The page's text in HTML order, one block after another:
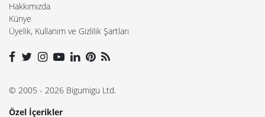
Hakkımızda
Künye
Üyelik, Kullanım ve Gizlilik Şartları
© 2005 - 2026 Bigumigu Ltd.
Özel İçerikler